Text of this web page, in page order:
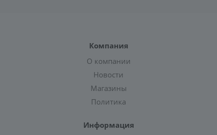
Компания
О компании
Новости
Магазины
Политика
Информация